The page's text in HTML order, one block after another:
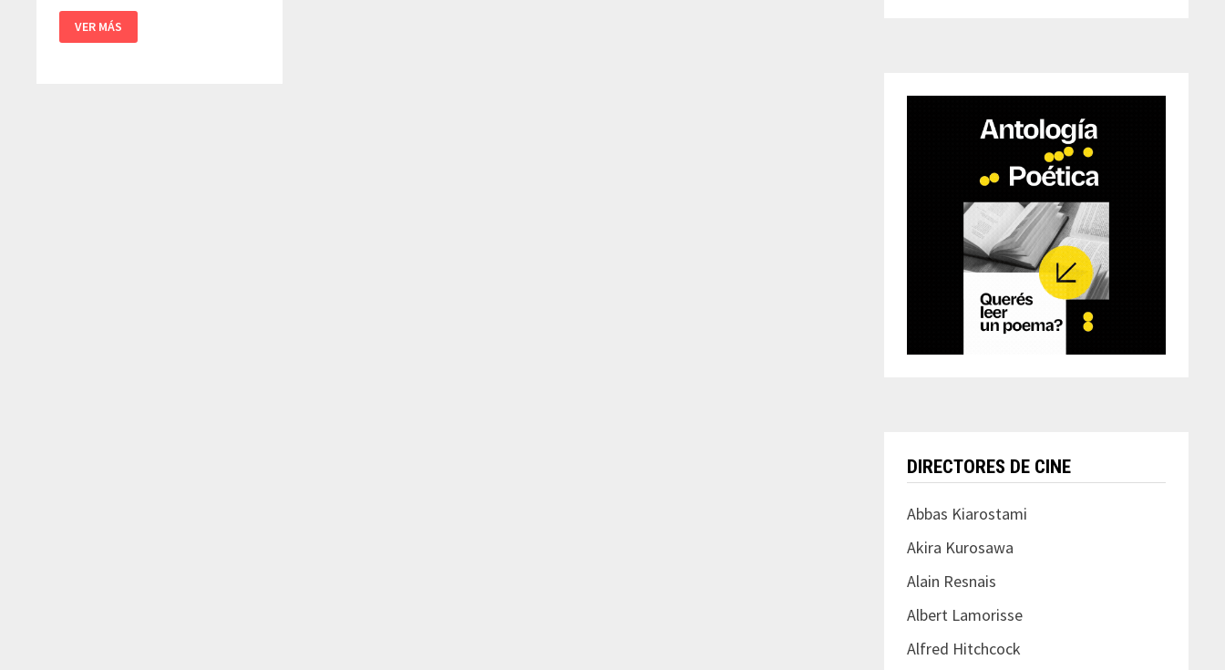
CASABLANCA
–
MICHAEL
VER MÁS
DIRECTORES DE CINE
Abbas Kiarostami
Akira Kurosawa
Alain Resnais
Albert Lamorisse
Alfred Hitchcock